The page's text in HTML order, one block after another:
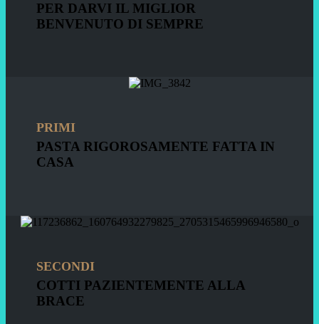
PER DARVI IL MIGLIOR
BENVENUTO DI SEMPRE
PRIMI
PASTA RIGOROSAMENTE FATTA IN
CASA
SECONDI
COTTI PAZIENTEMENTE ALLA
BRACE